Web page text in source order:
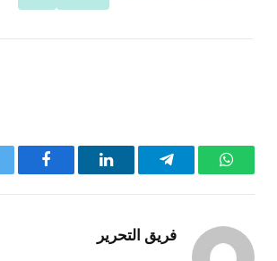
واتساب تيلقرام لينكدإن
فريق التحرير